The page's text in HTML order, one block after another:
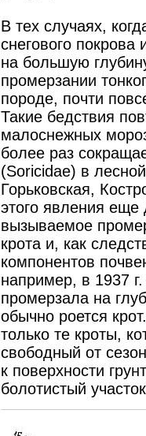
В тех случаях,
снегового
на большую
промерзании
породе, почти
Такие бедствия
малоснежных
более раз
(Soricidae) в
Горьковская,
этого явления еще
вызываемое
крота и, как
компонентов
например, в 1937
промерзала на
обычно роется
только те кроты,
свободный от
к поверхности
болотистый